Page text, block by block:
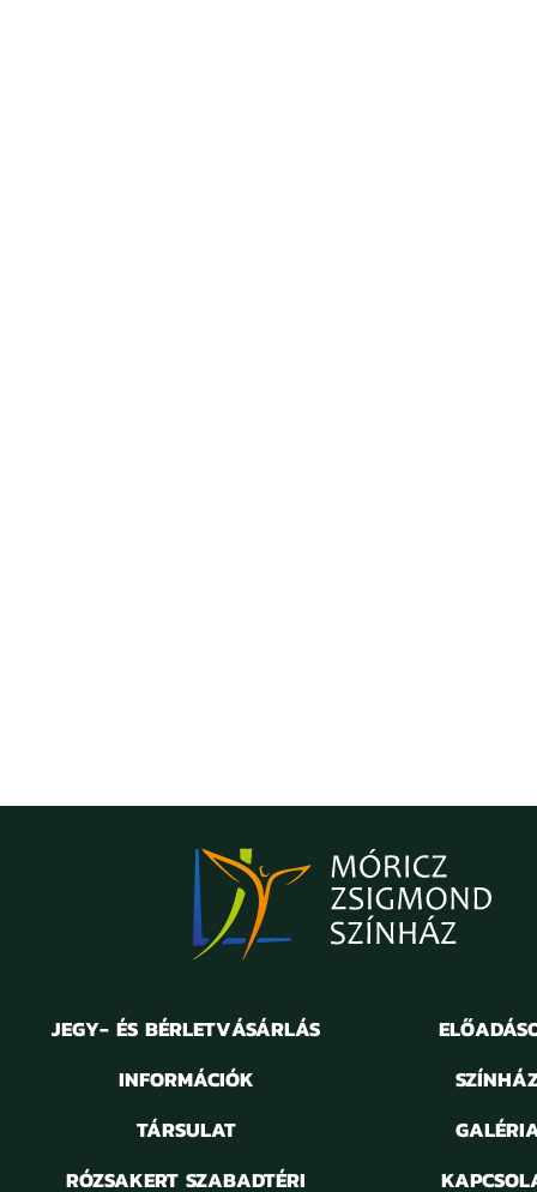
JEGY- ÉS BÉRLETVÁSÁRLÁS
INFORMÁCIÓK
TÁRSULAT
RÓZSAKERT SZABADTÉRI